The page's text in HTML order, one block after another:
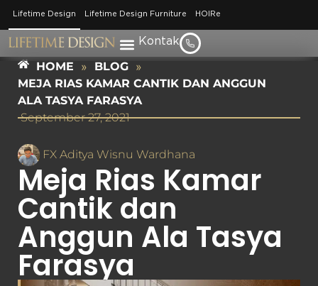
Lifetime Design Lifetime Design Furniture HOIRe
Kontak
HOME » BLOG »
MEJA RIAS KAMAR CANTIK DAN ANGGUN
ALA TASYA FARASYA
September 27, 2021
FX Aditya Wisnu Wardhana
Meja Rias Kamar
Cantik dan
Anggun Ala Tasya
Farasya